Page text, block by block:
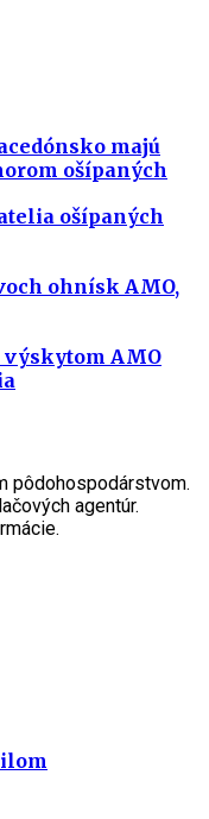
majú
ošípaných
ošípaných
ohnísk AMO,
výskytom AMO
pôdohospodárstvom.
agentúr.